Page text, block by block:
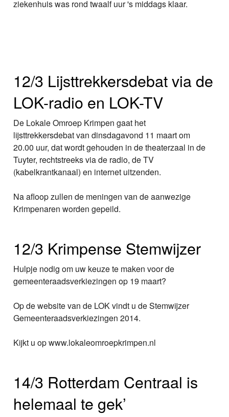
ziekenhuis was rond twaalf uur 's middags klaar.
12/3 Lijsttrekkersdebat via de
LOK-radio en LOK-TV
De Lokale Omroep Krimpen gaat het
lijsttrekkersdebat van dinsdagavond 11 maart om
20.00 uur, dat wordt gehouden in de theaterzaal in de
Tuyter, rechtstreeks via de radio, de TV
(kabelkrantkanaal) en internet uitzenden.
Na afloop zullen de meningen van de aanwezige
Krimpenaren worden gepeild.
12/3 Krimpense Stemwijzer
Hulpje nodig om uw keuze te maken voor de
gemeenteraadsverkiezingen op 19 maart?
Op de website van de LOK vindt u de Stemwijzer
Gemeenteraadsverkiezingen 2014.
Kijkt u op www.lokaleomroepkrimpen.nl
14/3 Rotterdam Centraal is
helemaal te gek’